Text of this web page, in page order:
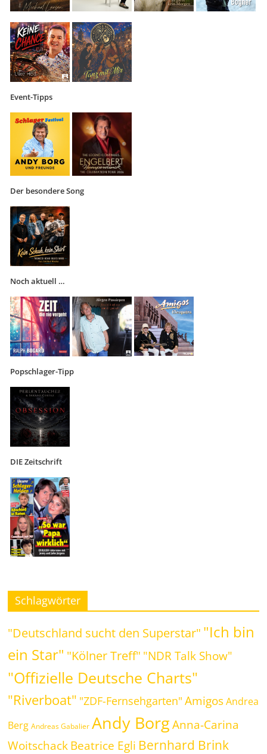
Event-Tipps
Der besondere Song
Noch aktuell …
Popschlager-Tipp
DIE Zeitschrift
Schlagwörter
"Deutschland sucht den Superstar" "Ich bin
ein Star" "Kölner Treff" "NDR Talk Show"
"Offizielle Deutsche Charts"
"Riverboat" "ZDF-Fernsehgarten" Amigos Andrea
Berg Andreas Gabalier Andy Borg Anna-Carina
WoitschackBeatrice Egli Bernhard Brink